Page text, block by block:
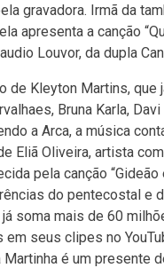
gravadora. Irmã da
apresenta a canção
Louvor, da dupla
de Kleyton Martins, que
Bruna Karla,
a Arca, a música
Eliã Oliveira, artista
pela canção
do pentecostal e
já soma mais de 60
seus clipes no
é um presente